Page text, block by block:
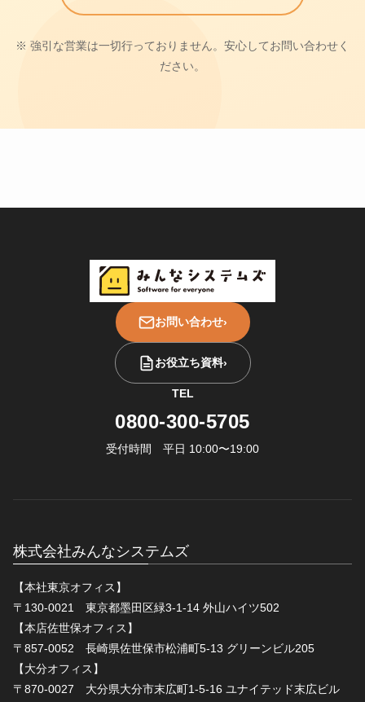
※ 強引な営業は一切行っておりません。安心してお問い合わせく
ださい。
お問い合わせ›
お役立ち資料›
TEL
0800-300-5705
受付時間 平日 10:00〜19:00
株式会社みんなシステムズ
【本社東京オフィス】
〒130-0021 東京都墨田区緑3-1-14 外山ハイツ502
【本店佐世保オフィス】
〒857-0052 長崎県佐世保市松浦町5-13 グリーンビル205
【大分オフィス】
〒870-0027 大分県大分市末広町1-5-16 ユナイテッド末広ビル